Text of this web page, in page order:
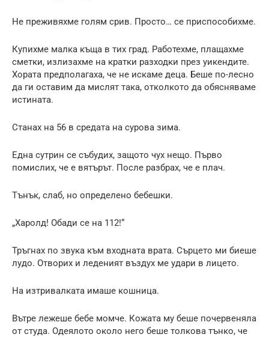
Не преживяхме голям срив. Просто… се приспособихме.
Купихме малка къща в тих град. Работехме, плащахме
сметки, излизахме на кратки разходки през уикендите.
Хората предполагаха, че не искаме деца. Беше по-лесно
да ги оставим да мислят така, отколкото да обясняваме
истината.
Станах на 56 в средата на сурова зима.
Една сутрин се събудих, защото чух нещо. Първо
помислих, че е вятърът. После разбрах, че е плач.
Тънък, слаб, но определено бебешки.
„Харолд! Обади се на 112!“
Тръгнах по звука към входната врата. Сърцето ми биеше
лудо. Отворих и леденият въздух ме удари в лицето.
На изтривалката имаше кошница.
Вътре лежеше бебе момче. Кожата му беше почервеняла
от студа. Одеялото около него беше толкова тънко, че